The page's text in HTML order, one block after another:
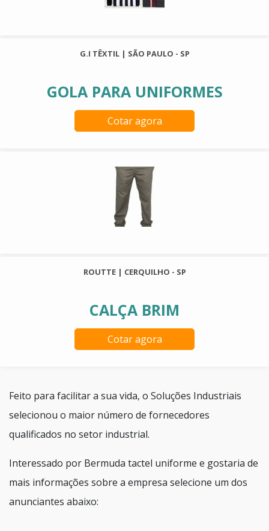
G.I TÊXTIL | SÃO PAULO - SP
GOLA PARA UNIFORMES
Cotar agora
ROUTTE | CERQUILHO - SP
CALÇA BRIM
Cotar agora
Feito para facilitar a sua vida, o Soluções Industriais
selecionou o maior número de fornecedores
qualificados no setor industrial.
Interessado por Bermuda tactel uniforme e gostaria de
mais informações sobre a empresa selecione um dos
anunciantes abaixo: